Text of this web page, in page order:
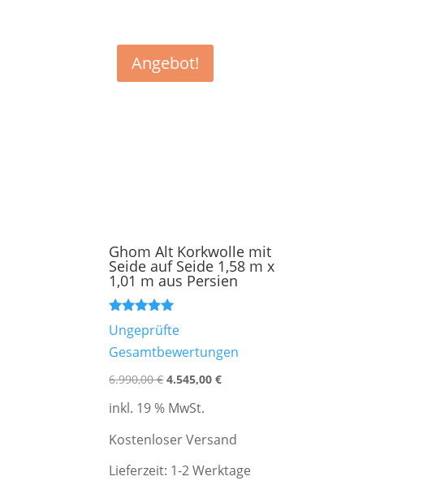
Angebot!
Ghom Alt Korkwolle mit
Seide auf Seide 1,58 m x
1,01 m aus Persien
Bewertet mit
5.00
von 5
Ungeprüfte
Gesamtbewertungen
6.990,00€Ursprünglicher
war:
6.990,00 €
4.545,00€Aktueller
4.545,00 €.
inkl. 19 % MwSt.
Kostenloser Versand
Lieferzeit: 1-2 Werktage